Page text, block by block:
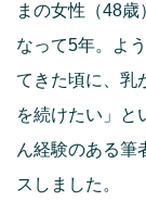
まの女性（48
なって5年。よ
てきた頃に、乳
を続けたい」と
ん経験のある筆
スしました。